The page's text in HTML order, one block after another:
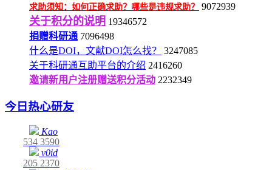
求助须知：如何正确求助？哪些是违规求助？ 9072939
关于积分的说明 19346572
捐赠科研通 7096498
什么是DOI，文献DOI怎么找？
3247085
关于科研通互助平台的介绍 2416260
邀请新用户注册赠送积分活动 2232349
今日热心研友
Kao
534 3590
v0id
205 2370